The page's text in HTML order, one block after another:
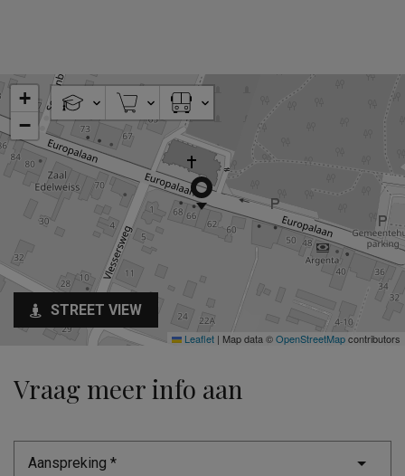
+
−
Leaflet | Map data ©OpenStreetMapcontributors
STREET VIEW
Vraag meer info aan
Aanspreking *